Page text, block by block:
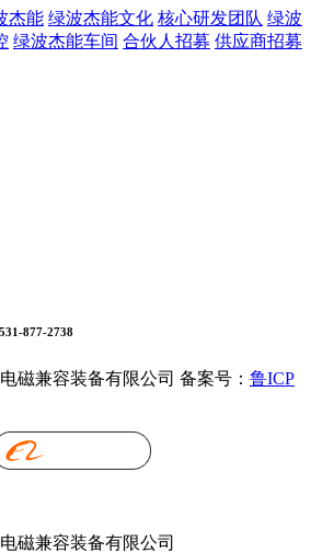
杰能 绿波杰能文化 核心研发团队 绿波
绿波杰能车间 合伙人招募 供应商招募
877-2738
磁兼容装备有限公司 备案号： 鲁ICP
磁兼容装备有限公司